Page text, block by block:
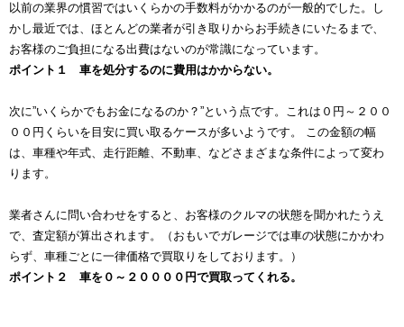
以前の業界の慣習ではいくらかの手数料がかかるのが一般的でした。し
かし最近では、ほとんどの業者が引き取りからお手続きにいたるまで、
お客様のご負担になる出費はないのが常識になっています。
ポイント１ 車を処分するのに費用はかからない。
次に”いくらかでもお金になるのか？”という点です。これは０円～２００
００円くらいを目安に買い取るケースが多いようです。 この金額の幅
は、車種や年式、走行距離、不動車、などさまざまな条件によって変わ
ります。
業者さんに問い合わせをすると、お客様のクルマの状態を聞かれたうえ
で、査定額が算出されます。（おもいでガレージでは車の状態にかかわ
らず、車種ごとに一律価格で買取りをしております。）
ポイント２ 車を０～２００００円で買取ってくれる。